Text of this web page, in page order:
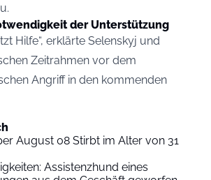
der Unterstützung
Hilfe“, erklärte Selenskyj und
Zeitrahmen vor dem
Angriff in den kommenden
August 08 Stirbt im Alter von 31
Assistenzhund eines